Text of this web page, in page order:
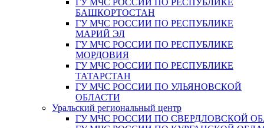
ГУ МЧС РОССИИ ПО РЕСПУБЛИКЕ
БАШКОРТОСТАН
ГУ МЧС РОССИИ ПО РЕСПУБЛИКЕ
МАРИЙ ЭЛ
ГУ МЧС РОССИИ ПО РЕСПУБЛИКЕ
МОРДОВИЯ
ГУ МЧС РОССИИ ПО РЕСПУБЛИКЕ
ТАТАРСТАН
ГУ МЧС РОССИИ ПО УЛЬЯНОВСКОЙ
ОБЛАСТИ
Уральский региональный центр
ГУ МЧС РОССИИ ПО СВЕРДЛОВСКОЙ